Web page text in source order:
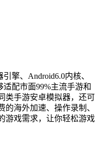
擎、Android6.0内核、
配市面99%主流手游和
类手游安卓模拟器，还可
海外加速、操作录制、
游戏需求，让你轻松游戏